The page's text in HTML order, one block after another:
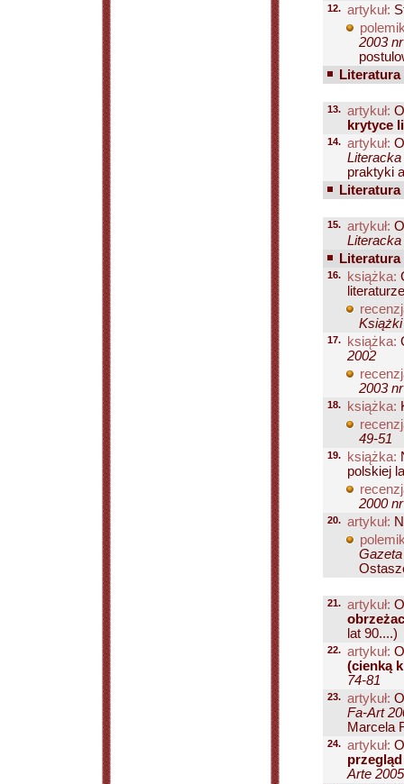
12. artykuł:
2003
Literatura
13. artykuł:
krytyce
14. artykuł:
Literacka
praktyki
Literatura
15. artykuł:
Literatura
16. książka:
Książki
17. książka:
2002
2003
18. książka:
49-51
19. książka:
polskiej
2000
20. artykuł:
21. artykuł:
lat 90....)
22. artykuł:
(cienką
74-81
23. artykuł:
Fa-Art
Marcela
24. artykuł:
Arte